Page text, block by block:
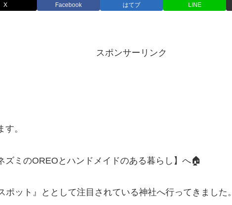
X Facebook はてブ LINE
スポンサーリンク
。
ズミのOREOとハンドメイドのある暮らし】へ🏠
ポット』ととして注目されている神社へ行ってきました。